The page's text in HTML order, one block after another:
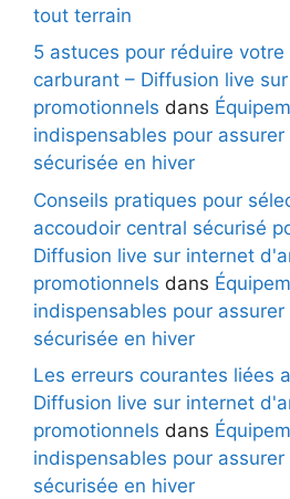
tout terrain
5 astuces pour réduire
carburant – Diffusion live
promotionnels dans
indispensables pour
sécurisée en hiver
Conseils pratiques pour
accoudoir central sécurisé
Diffusion live sur internet
promotionnels dans
indispensables pour
sécurisée en hiver
Les erreurs courantes liées
Diffusion live sur internet
promotionnels dans
indispensables pour
sécurisée en hiver